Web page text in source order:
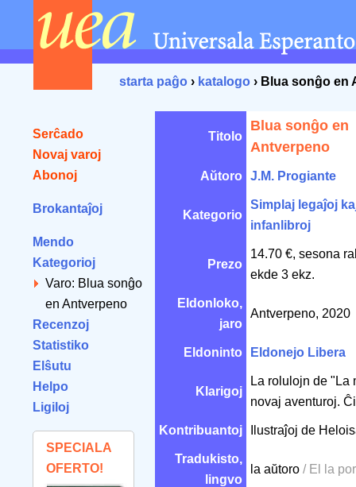
starta paĝo › katalogo › Blua sonĝo en
Serĉado
Novaj varoj
Abonoj
Brokantaĵoj
Mendo
Kategorioj
Varo: Blua sonĝo
en Antverpeno
Recenzoj
Statistiko
Elŝutu
Helpo
Ligiloj
SPECIALA
OFERTO!
Titolo
Blua sonĝo en
Antverpeno
Aŭtoro J.M. Progiante
Kategorio
Simplaj legaĵoj
infanlibroj
Prezo
14.70 €, sesona
ekde 3 ekz.
Eldonloko,
jaro
Antverpeno, 2020
Eldoninto Eldonejo Libera
Klarigoj
La rolulojn de "La
novaj aventuroj.
Kontribuantoj Ilustraĵoj de
Tradukisto,
lingvo
la aŭtoro / El la